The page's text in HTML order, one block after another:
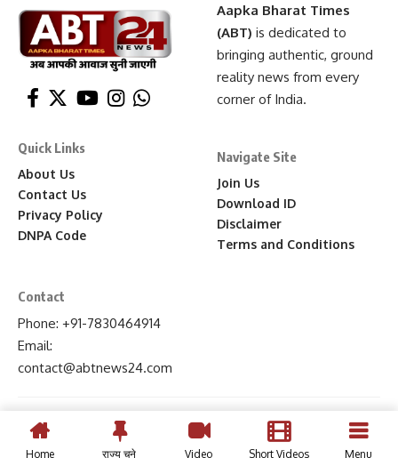
Aapka Bharat Times
(ABT) is dedicated to
bringing authentic, ground
reality news from every
corner of India.
Quick Links
About Us
Contact Us
Privacy Policy
DNPA Code
Navigate Site
Join Us
Download ID
Disclaimer
Terms and Conditions
Contact
Phone: +91-7830464914
Email:
contact@abtnews24.com
Home राज्य चुने Video Short Videos Menu